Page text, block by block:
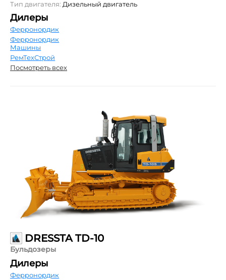
Тип двигателя: Дизельный двигатель
Дилеры
Ферронордик
Ферронордик
Машины
РемТехСтрой
Посмотреть всех
DRESSTA TD-10
Бульдозеры
Дилеры
Ферронордик